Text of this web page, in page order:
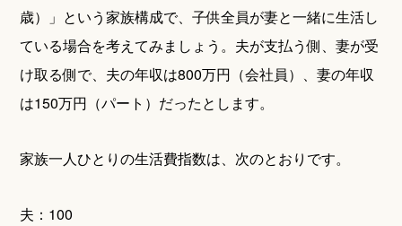
歳）」という家族構成で、子供全員が妻と一緒に生活し
ている場合を考えてみましょう。夫が支払う側、妻が受
け取る側で、夫の年収は800万円（会社員）、妻の年収
は150万円（パート）だったとします。
家族一人ひとりの生活費指数は、次のとおりです。
夫：100